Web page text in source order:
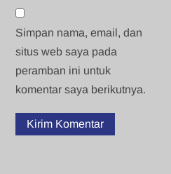
Simpan nama, email, dan
situs web saya pada
peramban ini untuk
komentar saya berikutnya.